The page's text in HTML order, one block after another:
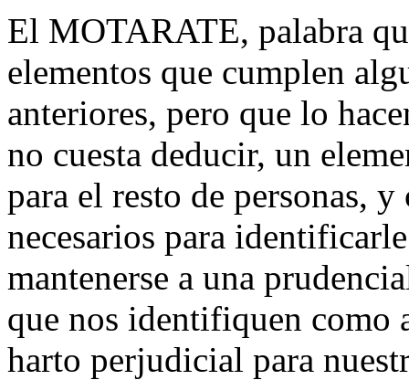
El MOTARATE, palabra
elementos que cumplen
anteriores, pero que lo
no cuesta deducir, un
para el resto de personas,
necesarios para
mantenerse a una
que nos identifiquen como
harto perjudicial para